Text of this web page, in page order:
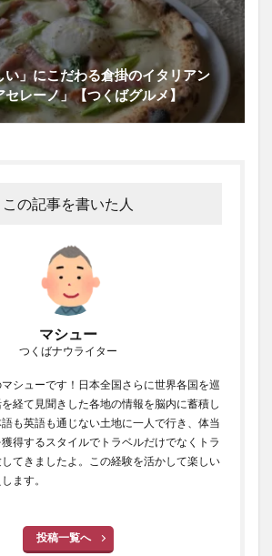
い」にこだわる倉掛のイタリアン
セレーノ」【つくばグルメ】
この記事を書いた人
マシュー
つくばナウライター
シューです！日本全国さらに世界各国を巡
経て見聞きした各地の情報を脳内に蓄積し
も英語も通じない土地に一人で行き、体当
得するスタイルでトラベルだけでなくトラ
てきましたよ。この経験を活かして楽しい
ます。
投稿一覧へ